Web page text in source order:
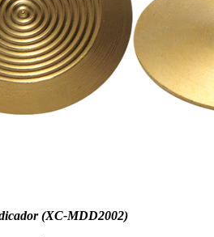
(XC-MDD2002)